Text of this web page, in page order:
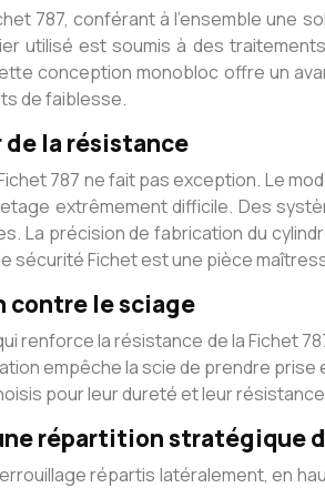
787, conférant à l’ensemble une
utilisé est soumis à des
conception monobloc offre un
de faiblesse.
la résistance
787 ne fait pas exception. Le
extrêmement difficile. Des
La précision de fabrication du
sécurité Fichet est une pièce
contre le sciage
renforce la résistance de la Fichet
empêche la scie de prendre
pour leur dureté et leur
répartition stratégique
répartis latéralement, en